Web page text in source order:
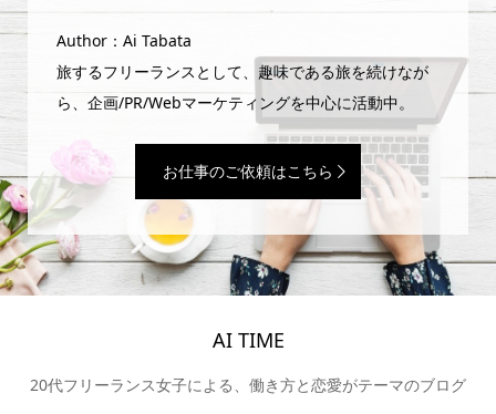
Author：Ai Tabata
旅するフリーランスとして、趣味である旅を続けなが
ら、企画/PR/Webマーケティングを中心に活動中。
お仕事のご依頼はこちら
AI TIME
20代フリーランス女子による、働き方と恋愛がテーマのブログ